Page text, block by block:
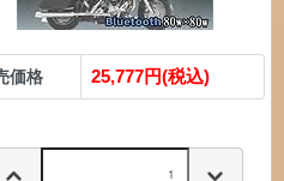
価格 25,777円(税込)